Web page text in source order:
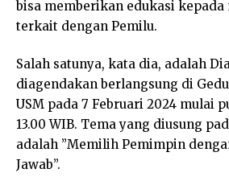
bisa memberikan edukasi kepada
terkait dengan Pemilu.
Salah satunya, kata dia, adalah
diagendakan berlangsung di
USM pada 7 Februari 2024 mulai
13.00 WIB. Tema yang diusung
adalah ”Memilih Pemimpin
Jawab”.